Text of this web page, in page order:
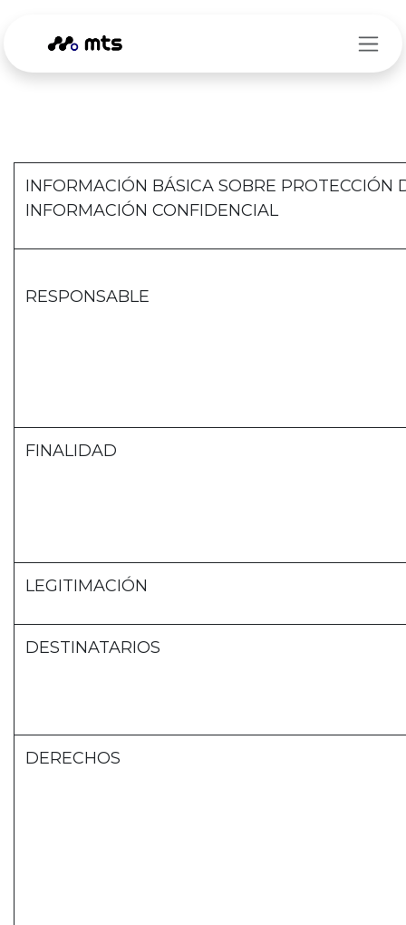
INFORMACIÓN BÁSICA SOBRE PROTECCIÓN
INFORMACIÓN CONFIDENCIAL
RESPONSABLE
FINALIDAD
LEGITIMACIÓN
DESTINATARIOS
DERECHOS